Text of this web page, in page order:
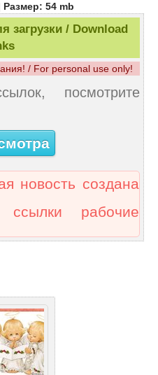
54 mb
/ Download
/ For personal use only!
посмотрите
новость создана
ссылки рабочие